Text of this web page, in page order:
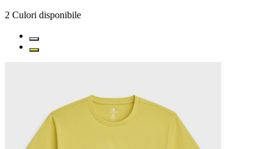
2 Culori disponibile